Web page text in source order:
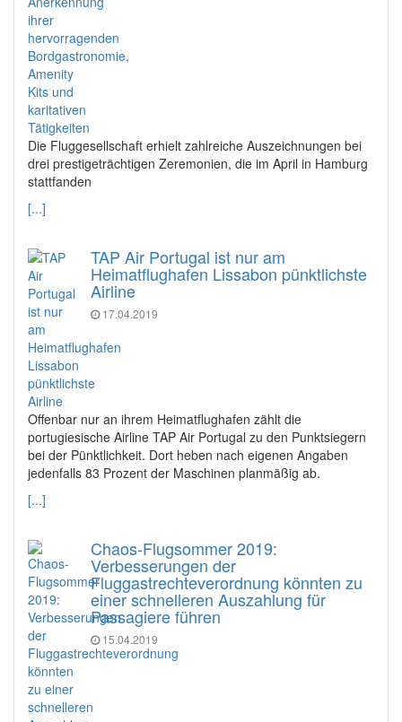
Die Fluggesellschaft erhielt zahlreiche Auszeichnungen bei
drei prestigeträchtigen Zeremonien, die im April in Hamburg
stattfanden
[...]
TAP Air Portugal ist nur am
Heimatflughafen Lissabon pünktlichste
Airline
17.04.2019
Offenbar nur an ihrem Heimatflughafen zählt die
portugiesische Airline TAP Air Portugal zu den Punktsiegern
bei der Pünktlichkeit. Dort heben nach eigenen Angaben
jedenfalls 83 Prozent der Maschinen planmäßig ab.
[...]
Chaos-Flugsommer 2019:
Verbesserungen der
Fluggastrechteverordnung könnten zu
einer schnelleren Auszahlung für
Passagiere führen
15.04.2019